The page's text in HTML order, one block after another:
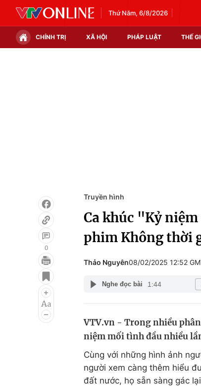
Thứ Năm, 6/8/2026
CHÍNH TRỊ XÃ HỘI PHÁP LUẬT THẾ
Điện ảnh
Âm nhạc
Du lịch
Chất lượng
0
Truyền hình
Ca khúc "Kỷ
phim Không thời
Thảo Nguyên08/02/2025 12:52
Nghe đọc bài 1:44
VTV.vn - Trong nhiều
niệm mối tình đầu nhiều
Cùng với những hình ảnh
người xem càng thêm hiểu
đất nước, họ sẵn sàng gác